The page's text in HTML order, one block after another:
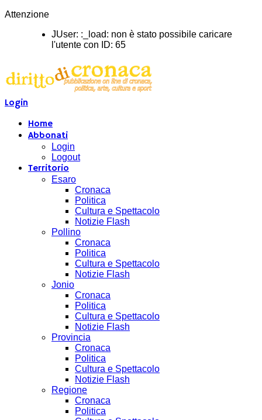
Attenzione
JUser: :_load: non è stato possibile caricare
l'utente con ID: 65
Login
Home
Abbonati
Login
Logout
Territorio
Esaro
Cronaca
Politica
Cultura e Spettacolo
Notizie Flash
Pollino
Cronaca
Politica
Cultura e Spettacolo
Notizie Flash
Jonio
Cronaca
Politica
Cultura e Spettacolo
Notizie Flash
Provincia
Cronaca
Politica
Cultura e Spettacolo
Notizie Flash
Regione
Cronaca
Politica